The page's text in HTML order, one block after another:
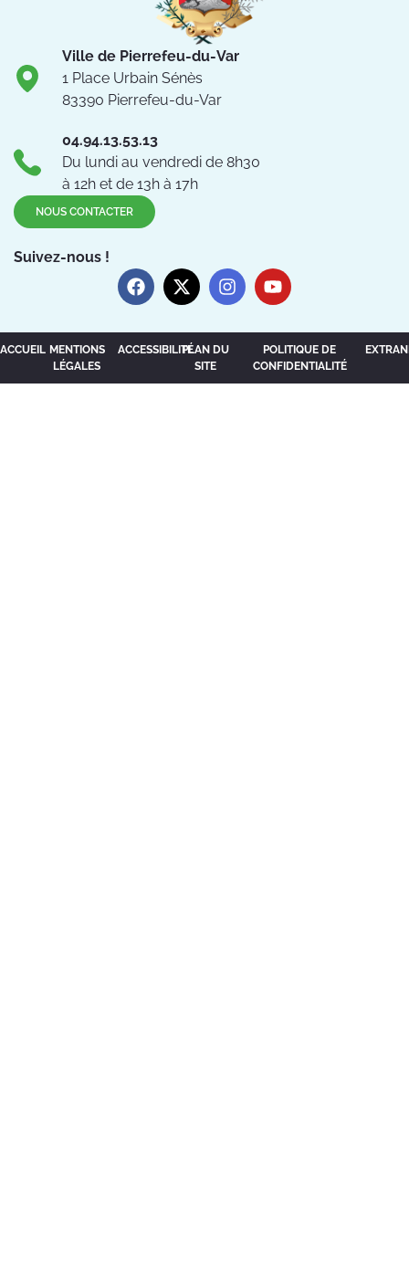
Ville de Pierrefeu-du-Var
1 Place Urbain Sénès
83390 Pierrefeu-du-Var
04.94.13.53.13
Du lundi au vendredi de 8h30
à 12h et de 13h à 17h
NOUS CONTACTER
Suivez-nous !
ACCUEIL MENTIONS
LÉGALES
ACCESSIBILITÉPLAN DU
SITE
POLITIQUE DE
CONFIDENTIALITÉ